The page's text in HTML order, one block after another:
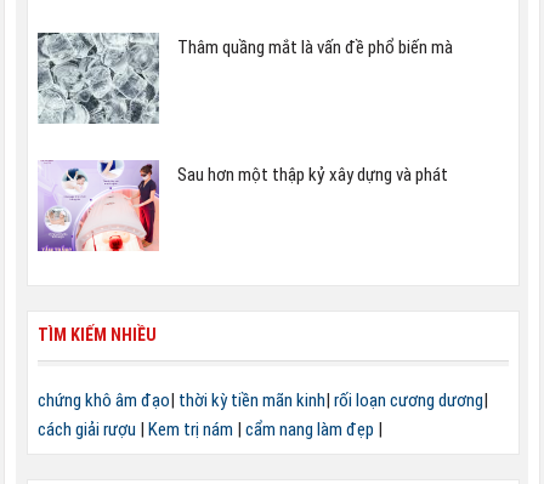
Thâm quầng mắt là vấn đề phổ biến mà
Sau hơn một thập kỷ xây dựng và phát
TÌM KIẾM NHIỀU
chứng khô âm đạo| thời kỳ tiền mãn kinh| rối loạn cương dương|
cách giải rượu | Kem trị nám | cẩm nang làm đẹp |